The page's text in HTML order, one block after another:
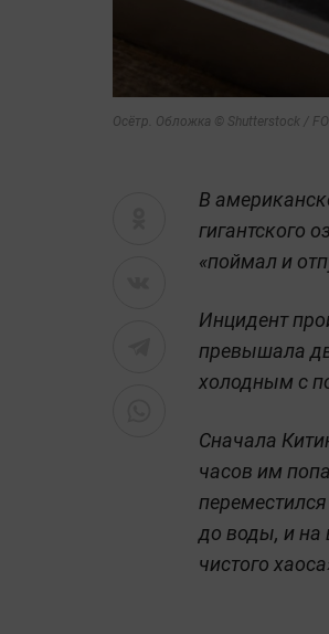
Осётр. Обложка © Shutterstock /
В
гигантского
«поймал и
Инцидент
превышала
холодным с
Сначала
часов им
до воды, и на
чистого